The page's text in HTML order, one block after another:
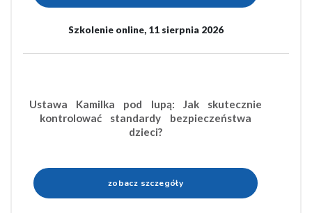
Szkolenie online, 11 sierpnia 2026
Ustawa Kamilka pod lupą: Jak skutecznie
kontrolować standardy bezpieczeństwa
dzieci?
zobacz szczegóły